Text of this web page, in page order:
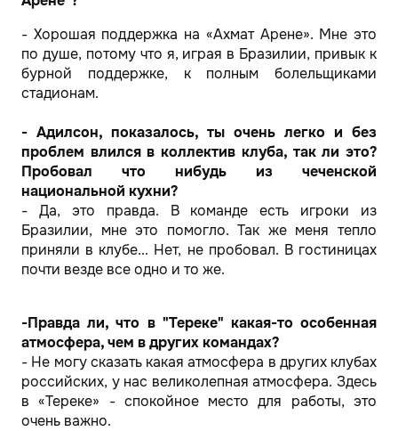
- Хорошая поддержка на «Ахмат Арене». Мне это
по душе, потому что я, играя в Бразилии, привык к
бурной поддержке, к полным болельщиками
стадионам.
- Адилсон, показалось, ты очень легко и без
проблем влился в коллектив клуба, так ли это?
Пробовал что нибудь из чеченской
национальной кухни?
- Да, это правда. В команде есть игроки из
Бразилии, мне это помогло. Так же меня тепло
приняли в клубе... Нет, не пробовал. В гостиницах
почти везде все одно и то же.
-Правда ли, что в "Тереке" какая-то особенная
атмосфера, чем в других командах?
- Не могу сказать какая атмосфера в других клубах
российских, у нас великолепная атмосфера. Здесь
в «Тереке» - спокойное место для работы, это
очень важно.